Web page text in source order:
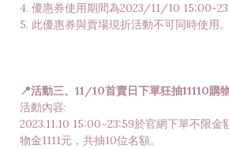
4. 優惠券使用期間為2023/11/10 15:00-
5. 此優惠券與賣場現折活動不可同時使用。
📍活動三、11/10首賣日下單狂抽11110購
活動內容:
2023.11.10 15:00~23:59於官網下單不限
物金1111元，共抽10位名額。